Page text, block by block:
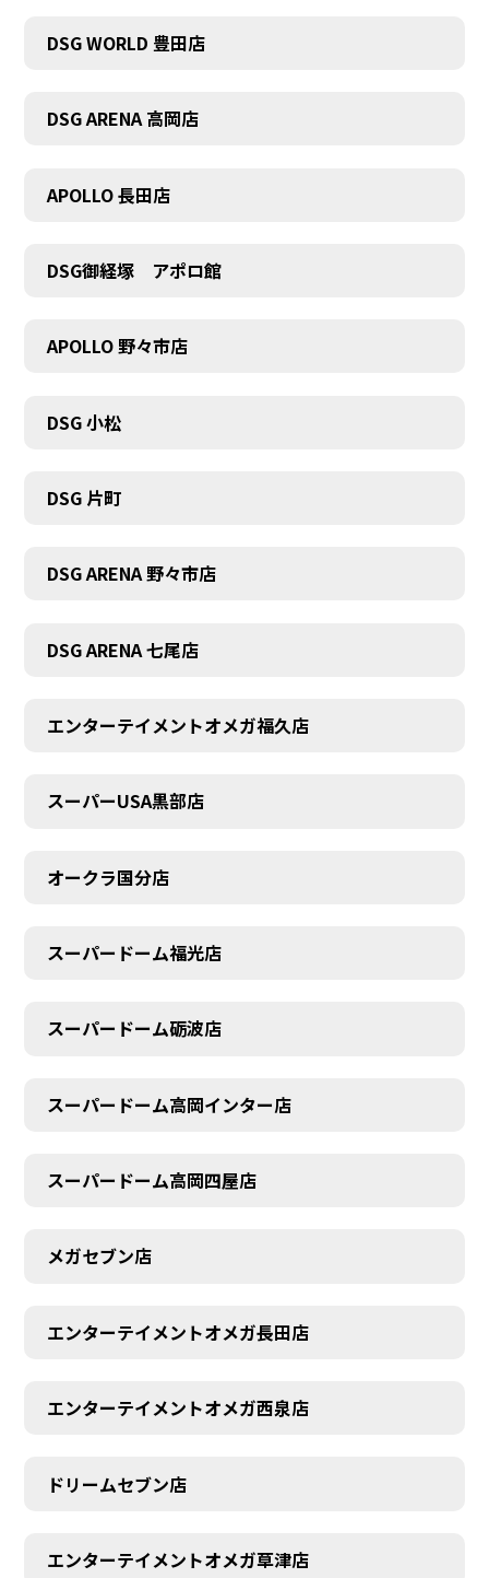
DSG WORLD 豊田店
DSG ARENA 高岡店
APOLLO 長田店
DSG御経塚 アポロ館
APOLLO 野々市店
DSG 小松
DSG 片町
DSG ARENA 野々市店
DSG ARENA 七尾店
エンターテイメントオメガ福久店
スーパーUSA黒部店
オークラ国分店
スーパードーム福光店
スーパードーム砺波店
スーパードーム高岡インター店
スーパードーム高岡四屋店
メガセブン店
エンターテイメントオメガ長田店
エンターテイメントオメガ西泉店
ドリームセブン店
エンターテイメントオメガ草津店